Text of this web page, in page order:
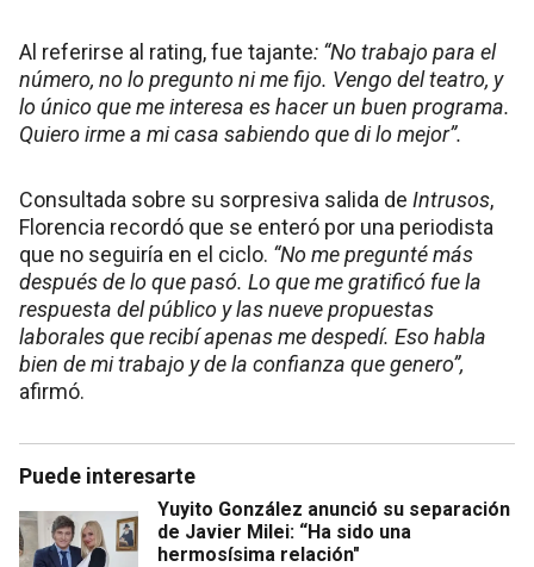
Al referirse al rating, fue tajante: “No trabajo para el
número, no lo pregunto ni me fijo. Vengo del teatro, y
lo único que me interesa es hacer un buen programa.
Quiero irme a mi casa sabiendo que di lo mejor”.
Consultada sobre su sorpresiva salida de Intrusos,
Florencia recordó que se enteró por una periodista
que no seguiría en el ciclo. “No me pregunté más
después de lo que pasó. Lo que me gratificó fue la
respuesta del público y las nueve propuestas
laborales que recibí apenas me despedí. Eso habla
bien de mi trabajo y de la confianza que genero”,
afirmó.
Puede interesarte
Yuyito González anunció su separación
de Javier Milei: “Ha sido una
hermosísima relación"